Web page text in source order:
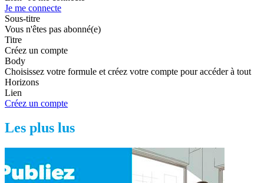
Je me connecte
Sous-titre
Vous n'êtes pas abonné(e)
Titre
Créez un compte
Body
Choisissez votre formule et créez votre compte pour accéder à tout
Horizons
Lien
Créez un compte
Les plus lus